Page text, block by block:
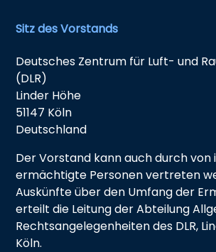
Sitz des Vorstands
Deutsches Zentrum für Luft- und
(DLR)
Linder Höhe
51147 Köln
Deutschland
Der Vorstand kann auch durch von
ermächtigte Personen vertreten
Auskünfte über den Umfang der
erteilt die Leitung der Abteilung
Rechtsangelegenheiten des DLR,
Köln.